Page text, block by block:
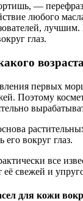
—
любого
глаз.
первых
Поэтому
его вокруг глаз.
все
её свежей и
для кожи